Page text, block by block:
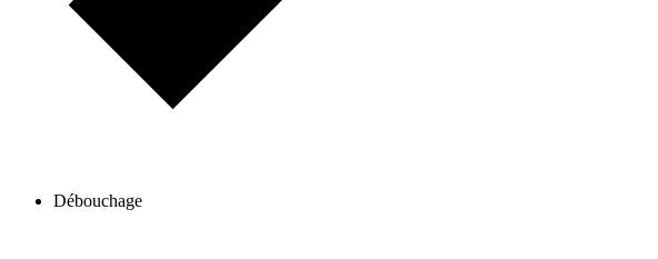
Débouchage